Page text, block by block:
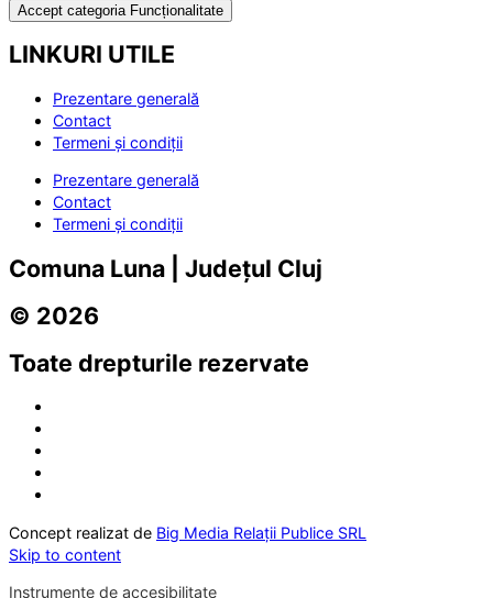
Accept categoria Funcționalitate
LINKURI UTILE
Prezentare generală
Contact
Termeni și condiții
Prezentare generală
Contact
Termeni și condiții
Comuna Luna | Județul Cluj
© 2026
Toate drepturile rezervate
Concept realizat de Big Media Relații Publice SRL
Skip to content
Instrumente de accesibilitate